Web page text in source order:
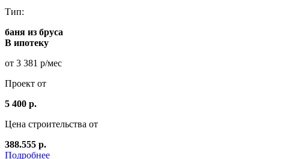
Тип:
баня из бруса
В ипотеку
от 3 381 р/мес
Проект от
5 400 р.
Цена строительства от
388.555 р.
Подробнее